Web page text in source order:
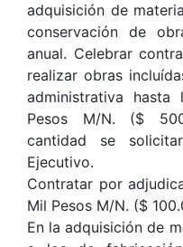
adquisición de
conservación de
anual. Celebrar
realizar obras
administrativa
Pesos M/N. ($
cantidad se
Ejecutivo.
Contratar por
Mil Pesos M/N. ($
En la adquisición de